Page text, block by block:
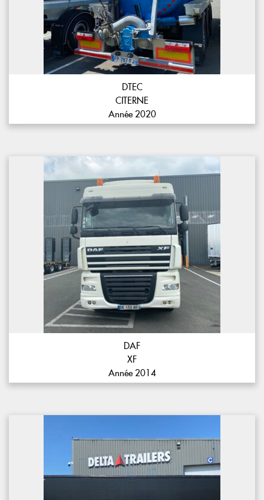
DTEC
CITERNE
Année 2020
DAF
XF
Année 2014